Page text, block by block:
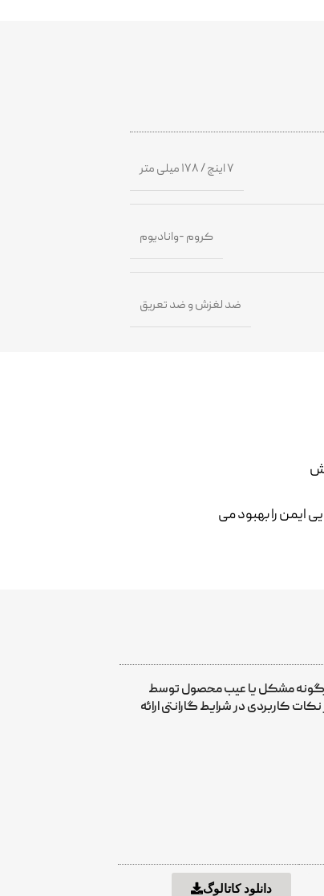
۷ اینچ / ۱۷۸ میلی متر
کروم -وانادیوم
ضد لغزش و ضد تعریق
ایمن را بهبود می
مشکل یا عیب محصول توسط
کاربردی در شرایط گارانتی ارائه
دانلود کاتالوگ